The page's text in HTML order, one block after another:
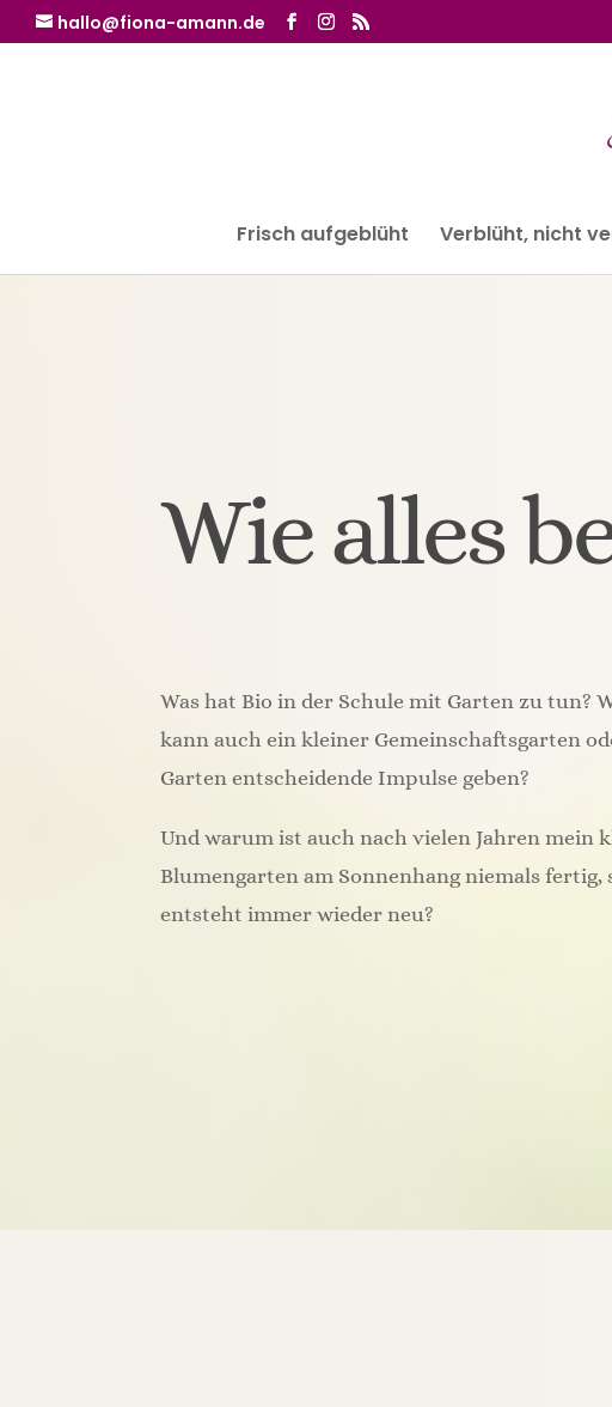
hallo@fiona-amann.de
Frisch aufgeblüht Verblüht, nicht
Wie alles
Was hat Bio in der Schule mit Garten zu tun?
kann auch ein kleiner Gemeinschaftsgarten
Garten entscheidende Impulse geben?
Und warum ist auch nach vielen Jahren mein
Blumengarten am Sonnenhang niemals fertig,
entsteht immer wieder neu?